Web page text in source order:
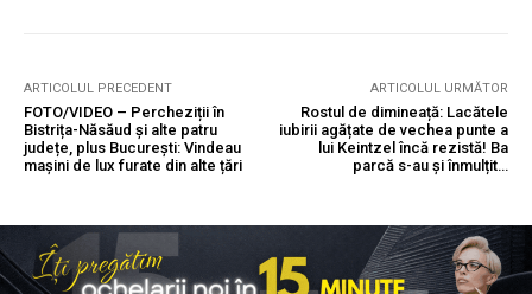
ARTICOLUL PRECEDENT
FOTO/VIDEO – Percheziții în
Bistrița-Năsăud și alte patru
județe, plus București: Vindeau
mașini de lux furate din alte țări
ARTICOLUL URMĂTOR
Rostul de dimineață: Lacătele
iubirii agățate de vechea punte a
lui Keintzel încă rezistă! Ba
parcă s-au și înmulțit…